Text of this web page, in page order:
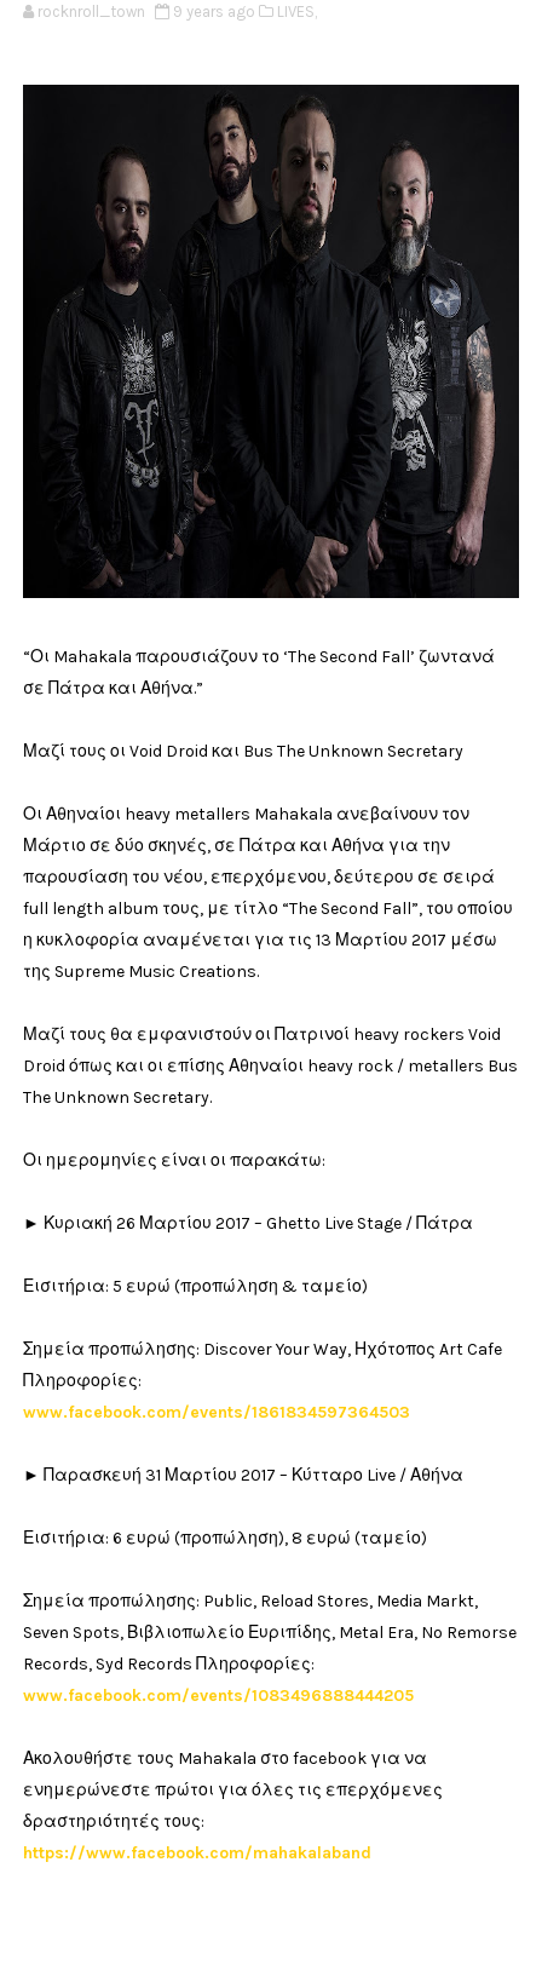
rocknroll_town 9 years ago LIVES,
“Οι Mahakala παρουσιάζουν το ‘The Second Fall’ ζωντανά
σε Πάτρα και Αθήνα.”
Μαζί τους οι Void Droid και Bus The Unknown Secretary
Οι Αθηναίοι heavy metallers Mahakala ανεβαίνουν τον
Μάρτιο σε δύο σκηνές, σε Πάτρα και Αθήνα για την
παρουσίαση του νέου, επερχόμενου, δεύτερου σε σειρά
full length album τους, με τίτλο “The Second Fall”, του οποίου
η κυκλοφορία αναμένεται για τις 13 Μαρτίου 2017 μέσω
της Supreme Music Creations.
Μαζί τους θα εμφανιστούν οι Πατρινοί heavy rockers Void
Droid όπως και οι επίσης Αθηναίοι heavy rock / metallers Bus
The Unknown Secretary.
Οι ημερομηνίες είναι οι παρακάτω:
► Κυριακή 26 Μαρτίου 2017 – Ghetto Live Stage / Πάτρα
Εισιτήρια: 5 ευρώ (προπώληση & ταμείο)
Σημεία προπώλησης: Discover Your Way, Ηχότοπος Art Cafe
Πληροφορίες:
www.facebook.com/events/1861834597364503
► Παρασκευή 31 Μαρτίου 2017 – Κύτταρο Live / Αθήνα
Εισιτήρια: 6 ευρώ (προπώληση), 8 ευρώ (ταμείο)
Σημεία προπώλησης: Public, Reload Stores, Media Markt,
Seven Spots, Βιβλιοπωλείο Ευριπίδης, Metal Era, No Remorse
Records, Syd Records Πληροφορίες:
www.facebook.com/events/1083496888444205
Ακολουθήστε τους Mahakala στο facebook για να
ενημερώνεστε πρώτοι για όλες τις επερχόμενες
δραστηριότητές τους:
https://www.facebook.com/mahakalaband